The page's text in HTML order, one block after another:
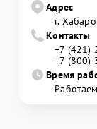
Адрес
г.
Контакты
+7 (421)
+7 (800)
Время